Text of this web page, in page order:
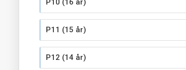
P10 (16 år)
P11 (15 år)
P12 (14 år)